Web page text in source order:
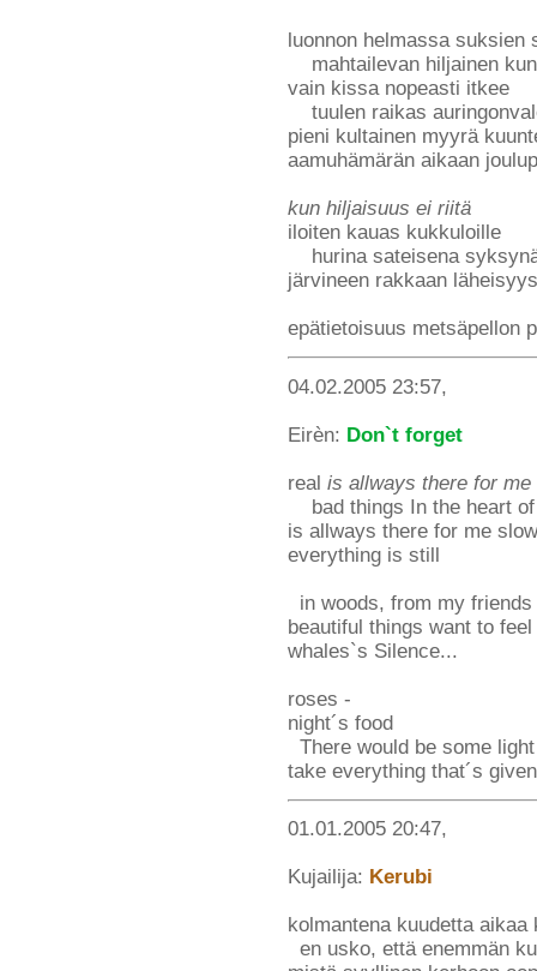
luonnon helmassa suksien
mahtailevan hiljainen
vain kissa nopeasti itkee
tuulen raikas
pieni kultainen myyrä
aamuhämärän aikaan
kun hiljaisuus ei riitä
iloiten kauas kukkuloille
hurina sateisena
järvineen rakkaan läheisyys
epätietoisuus metsäpellon
04.02.2005 23:57,
Eirèn: Don`t forget
real is allways there for me
bad things In the heart of
is allways there for me
everything is still
in woods, from my friends
beautiful things want to
whales`s Silence...
roses -
night´s food
There would be some
take everything that´s
01.01.2005 20:47,
Kujailija: Kerubi
kolmantena kuudetta
en usko, että enemmän